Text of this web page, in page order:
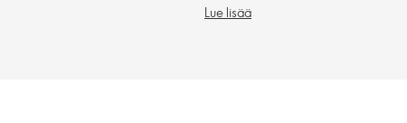
Lue lisää